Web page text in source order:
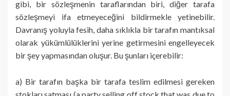
gibi, bir sözleşmenin taraflarından biri, diğer tarafa
sözleşmeyi ifa etmeyeceğini bildirmekle yetinebilir.
Davranış yoluyla fesih, daha sıklıkla bir tarafın mantıksal
olarak yükümlülüklerini yerine getirmesini engelleyecek
bir şey yapmasından oluşur. Bu şunları içerebilir:
a) Bir tarafın başka bir tarafa teslim edilmesi gereken